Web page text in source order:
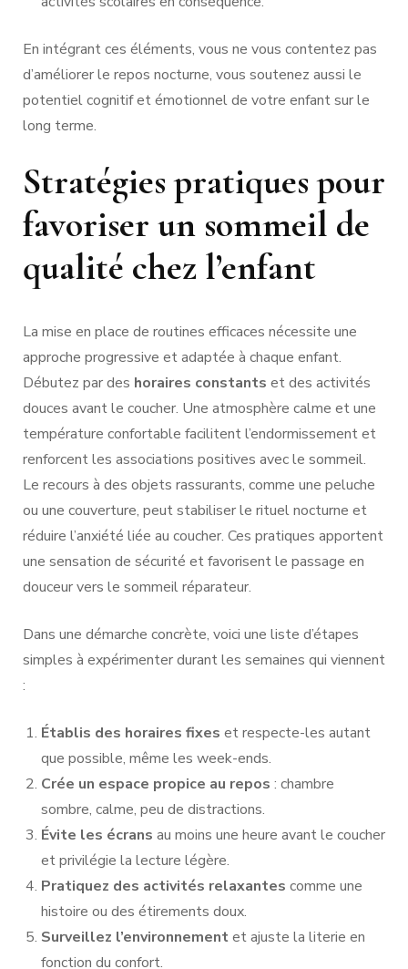
En intégrant ces éléments, vous ne vous contentez pas
d’améliorer le repos nocturne, vous soutenez aussi le
potentiel cognitif et émotionnel de votre enfant sur le
long terme.
Stratégies pratiques pour
favoriser un sommeil de
qualité chez l’enfant
La mise en place de routines efficaces nécessite une
approche progressive et adaptée à chaque enfant.
Débutez par des horaires constants et des activités
douces avant le coucher. Une atmosphère calme et une
température confortable facilitent l’endormissement et
renforcent les associations positives avec le sommeil.
Le recours à des objets rassurants, comme une peluche
ou une couverture, peut stabiliser le rituel nocturne et
réduire l’anxiété liée au coucher. Ces pratiques apportent
une sensation de sécurité et favorisent le passage en
douceur vers le sommeil réparateur.
Dans une démarche concrète, voici une liste d’étapes
simples à expérimenter durant les semaines qui viennent
:
Établis des horaires fixes et respecte-les autant
que possible, même les week-ends.
Crée un espace propice au repos : chambre
sombre, calme, peu de distractions.
Évite les écrans au moins une heure avant le coucher
et privilégie la lecture légère.
Pratiquez des activités relaxantes comme une
histoire ou des étirements doux.
Surveillez l’environnementet ajuste la literie en
fonction du confort.